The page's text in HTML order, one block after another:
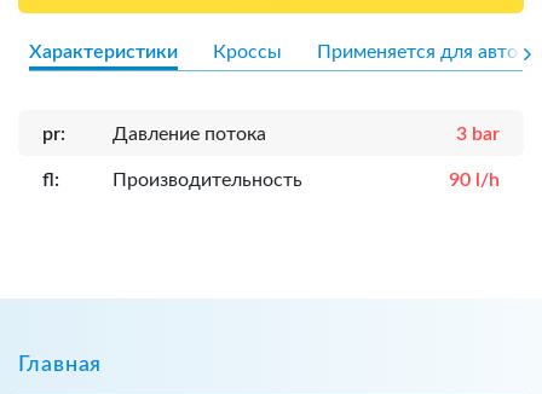
Характеристики Кроссы Применяется для авто
pr: Давление потока 3 bar
fl: Производительность 90 l/h
Главная